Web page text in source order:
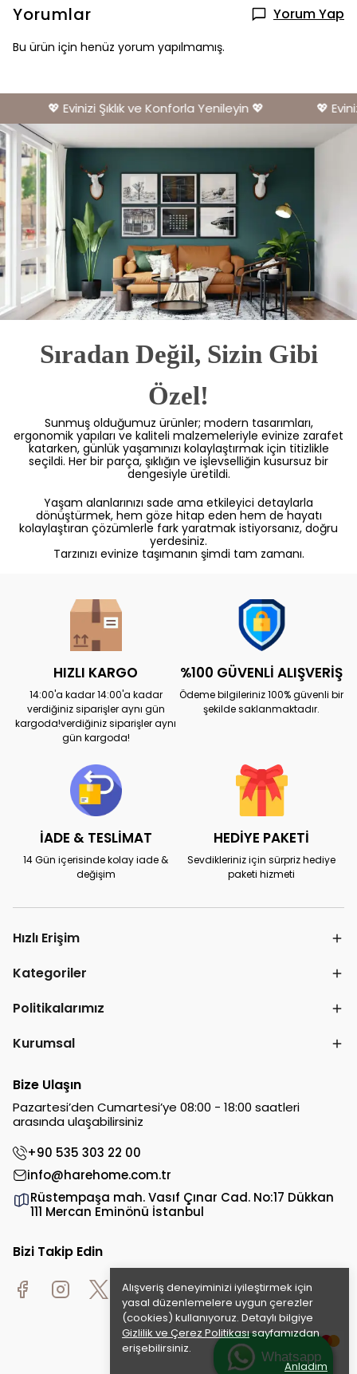
Alışveriş deneyiminizi iyileştirmek için
yasal düzenlemelere uygun çerezler
(cookies) kullanıyoruz. Detaylı bilgiye
Gizlilik ve Çerez Politikasısayfamızdan
erişebilirsiniz.
Anladım
Yorumlar Yorum Yap
Bu ürün için henüz yorum yapılmamış.
💖 Evinizi Şıklık ve Konforla Yenileyin 💖 💖
Sıradan Değil, Sizin Gibi
Özel!
Sunmuş olduğumuz ürünler; modern tasarımları,
ergonomik yapıları ve kaliteli malzemeleriyle evinize zarafet
katarken, günlük yaşamınızı kolaylaştırmak için titizlikle
seçildi. Her bir parça, şıklığın ve işlevselliğin kusursuz bir
dengesiyle üretildi.
Yaşam alanlarınızı sade ama etkileyici detaylarla
dönüştürmek, hem göze hitap eden hem de hayatı
kolaylaştıran çözümlerle fark yaratmak istiyorsanız, doğru
yerdesiniz.
Tarzınızı evinize taşımanın şimdi tam zamanı.
HIZLI KARGO
14:00'a kadar 14:00'a kadar
verdiğiniz siparişler aynı gün
kargoda!verdiğiniz siparişler aynı
gün kargoda!
%100 GÜVENLİ ALIŞVERİŞ
Ödeme bilgileriniz 100% güvenli bir
şekilde saklanmaktadır.
İADE & TESLİMAT
14 Gün içerisinde kolay iade &
değişim
HEDİYE PAKETİ
Sevdikleriniz için sürpriz hediye
paketi hizmeti
Hızlı Erişim
Kategoriler
Politikalarımız
Kurumsal
Bize Ulaşın
Pazartesi’den Cumartesi’ye 08:00 - 18:00 saatleri
arasında ulaşabilirsiniz
+90 535 303 22 00
info@harehome.com.tr
Rüstempaşa mah. Vasıf Çınar Cad. No:17 Dükkan
111 Mercan Eminönü İstanbul
Bizi Takip Edin
Whatsapp